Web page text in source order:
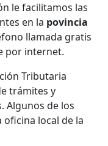
le facilitamos las
en la povincia
llamada gratis
por internet.
Tributaria
trámites y
Algunos de los
local de la